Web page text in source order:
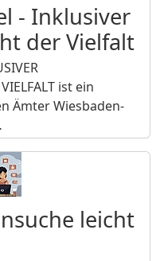
- Inklusiver
der Vielfalt
ist ein
Ämter Wiesbaden-
leicht